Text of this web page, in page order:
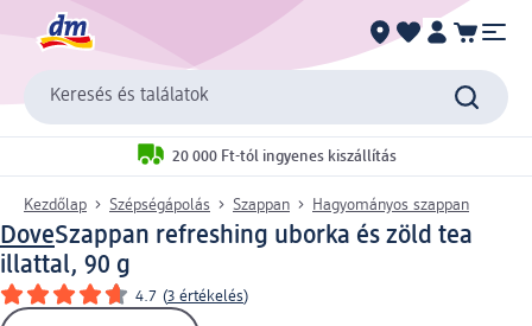
Keresés és találatok
20 000 Ft-tól ingyenes kiszállítás
Kezdőlap Szépségápolás Szappan Hagyományos szappan
DoveSzappan refreshing uborka és zöld tea
illattal, 90 g
4.7 (3 értékelés)